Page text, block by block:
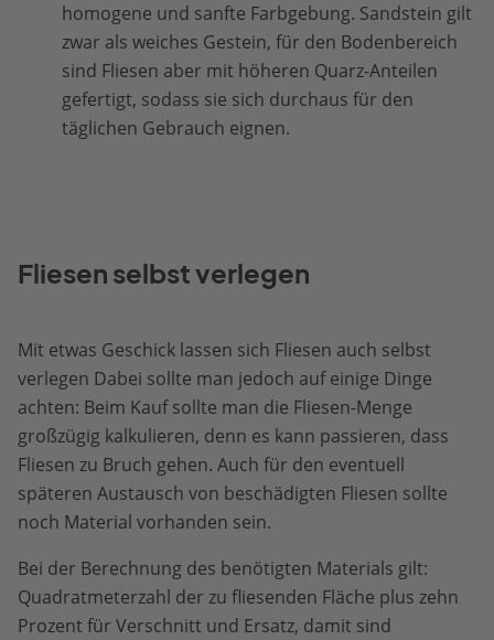
homogene und sanfte Farbgebung. Sandstein gilt
zwar als weiches Gestein, für den Bodenbereich
sind Fliesen aber mit höheren Quarz-Anteilen
gefertigt, sodass sie sich durchaus für den
täglichen Gebrauch eignen.
Fliesen selbst verlegen
Mit etwas Geschick lassen sich Fliesen auch selbst
verlegen Dabei sollte man jedoch auf einige Dinge
achten: Beim Kauf sollte man die Fliesen-Menge
großzügig kalkulieren, denn es kann passieren, dass
Fliesen zu Bruch gehen. Auch für den eventuell
späteren Austausch von beschädigten Fliesen sollte
noch Material vorhanden sein.
Bei der Berechnung des benötigten Materials gilt:
Quadratmeterzahl der zu fliesenden Fläche plus zehn
Prozent für Verschnitt und Ersatz, damit sind